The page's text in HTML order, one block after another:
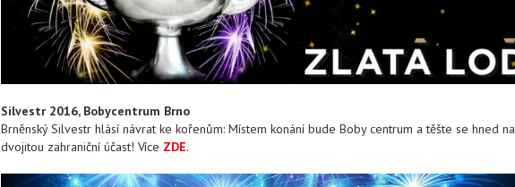
Silvestr 2016, Bobycentrum Brno
Brněnský Silvestr hlásí návrat ke kořenům: Místem konání bude Boby centrum a těšte se hned na
dvojitou zahraniční účast! Více ZDE.